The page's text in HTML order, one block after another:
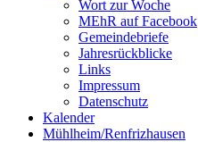
Wort zur Woche
MEhR auf Facebook
Gemeindebriefe
Jahresrückblicke
Links
Impressum
Datenschutz
Kalender
Mühlheim/Renfrizhausen